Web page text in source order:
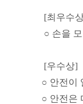
[최우수
○ 손을
[우수상]
○ 안전이
○ 안전은